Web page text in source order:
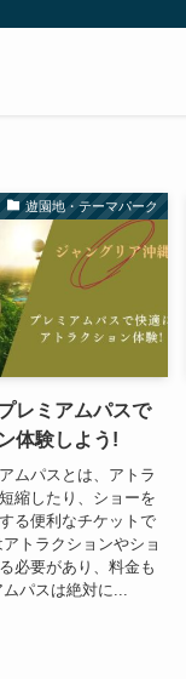
遊園地・テーマパーク
レミアムパスで
体験しよう!
ムパスとは、アトラ
縮したり、ショーを
る便利なチケットで
トラクションやショ
必要があり、料金も
パスは絶対に...